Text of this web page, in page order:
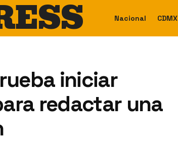
Nacional CDMX
iniciar
redactar una